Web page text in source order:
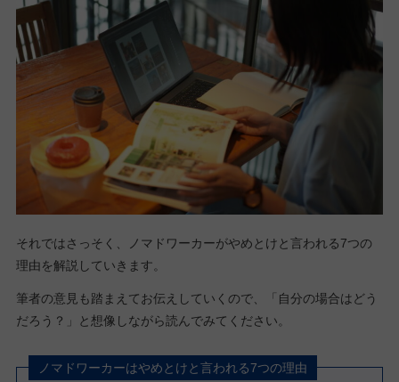
それではさっそく、ノマドワーカーがやめとけと言われる7つの
理由を解説していきます。
筆者の意見も踏まえてお伝えしていくので、「自分の場合はどう
だろう？」と想像しながら読んでみてください。
ノマドワーカーはやめとけと言われる7つの理由